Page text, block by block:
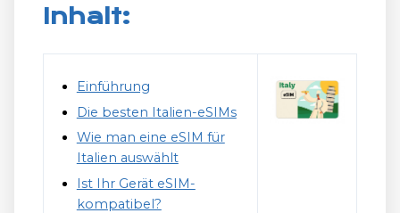
Inhalt:
Einführung
Die besten Italien-eSIMs
Wie man eine eSIM für
Italien auswählt
Ist Ihr Gerät eSIM-
kompatibel?